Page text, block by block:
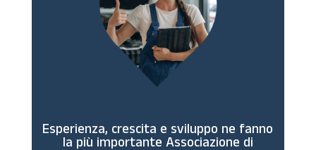
Esperienza, crescita e sviluppo ne fanno
la più importante Associazione di